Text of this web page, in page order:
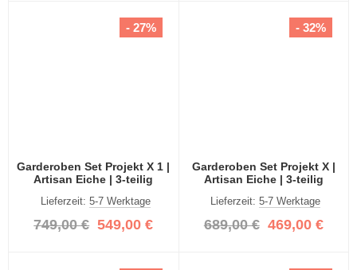
Garderoben Set Projekt X 1 |
Artisan Eiche | 3-teilig
Lieferzeit: 5-7 Werktage
749,00 € 549,00 €
- 27%
Garderoben Set Projekt X |
Artisan Eiche | 3-teilig
Lieferzeit:5-7 Werktage
689,00 € 469,00 €
- 32%